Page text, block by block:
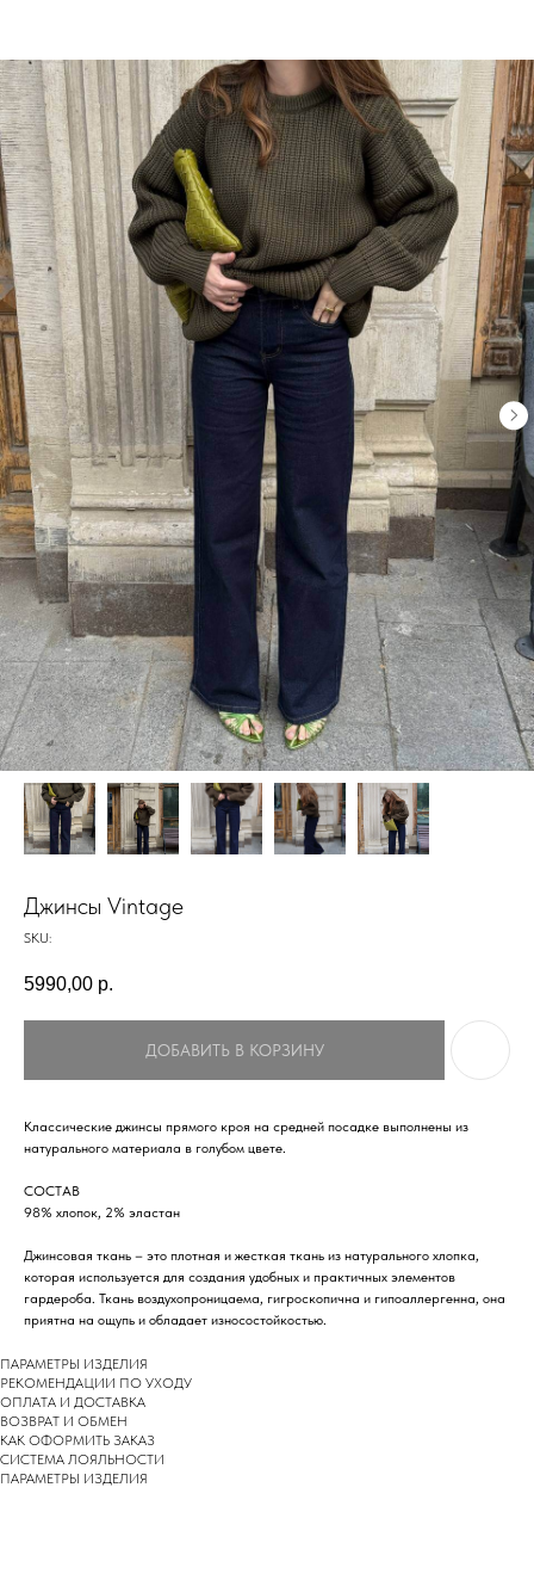
Джинсы Vintage
SKU:
5990,00 р.
ДОБАВИТЬ В КОРЗИНУ
Классические джинсы прямого кроя на средней посадке выполнены из
натурального материала в голубом цвете.
СОСТАВ
98% хлопок, 2% эластан
Джинсовая ткань – это плотная и жесткая ткань из натурального хлопка,
которая используется для создания удобных и практичных элементов
гардероба. Ткань воздухопроницаема, гигроскопична и гипоаллергенна, она
приятна на ощупь и обладает износостойкостью.
ПАРАМЕТРЫ ИЗДЕЛИЯ
РЕКОМЕНДАЦИИ ПО УХОДУ
ОПЛАТА И ДОСТАВКА
ВОЗВРАТ И ОБМЕН
КАК ОФОРМИТЬ ЗАКАЗ
СИСТЕМА ЛОЯЛЬНОСТИ
ПАРАМЕТРЫ ИЗДЕЛИЯ